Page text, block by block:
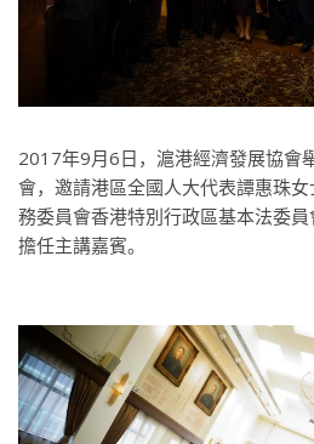
2017年9月6日，滬港經濟發展協會
會，邀請港區全國人大代表譚惠珠
務委員會香港特別行政區基本法委
擔任主講嘉賓。